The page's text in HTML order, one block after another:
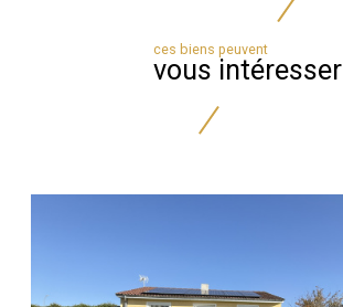
ces biens peuvent
vous intéresser